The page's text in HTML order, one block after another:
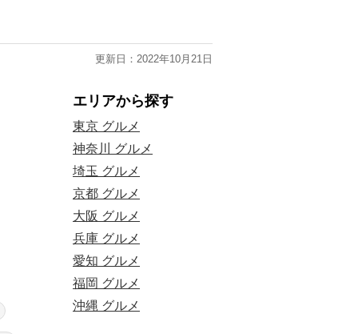
更新日：2022年10月21日
エリアから探す
東京 グルメ
神奈川 グルメ
埼玉 グルメ
京都 グルメ
大阪 グルメ
兵庫 グルメ
愛知 グルメ
福岡 グルメ
沖縄 グルメ